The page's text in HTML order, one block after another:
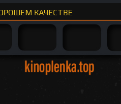
КАЧЕСТВЕ